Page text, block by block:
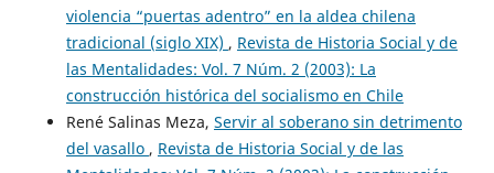
violencia “puertas adentro” en la aldea chilena
tradicional (siglo XIX) , Revista de Historia Social y de
las Mentalidades: Vol. 7 Núm. 2 (2003): La
construcción histórica del socialismo en Chile
René Salinas Meza, Servir al soberano sin detrimento
del vasallo , Revista de Historia Social y de las